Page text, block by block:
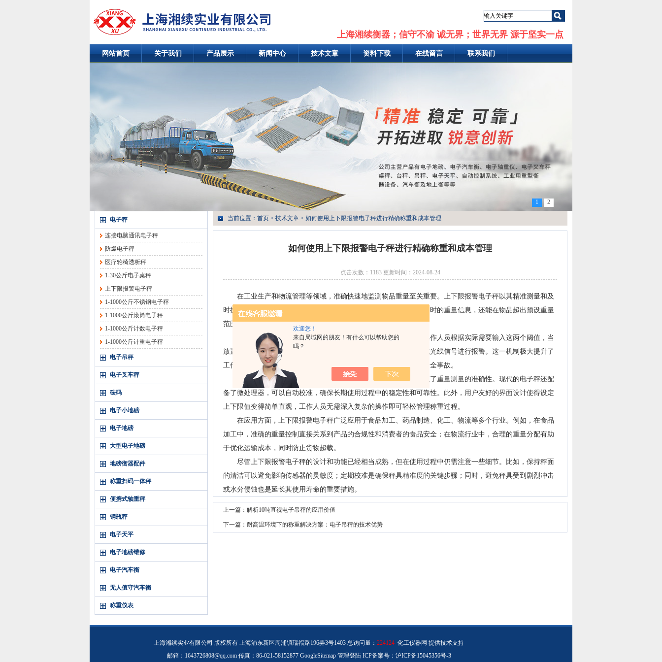
欢迎您！
来自局域网的朋友！有什么可以帮助您的
吗？
上海湘续衡器；信守不渝 诚无界；世界无界 源于坚实一点
网站首页 关于我们 产品展示 新闻中心 技术文章 资料下载 在线留言 联系我们
1 2
电子秤
连接电脑通讯电子秤
防爆电子秤
医疗轮椅透析秤
1-30公斤电子桌秤
上下限报警电子秤
1-1000公斤不锈钢电子秤
1-1000公斤滚筒电子秤
1-1000公斤计数电子秤
1-1000公斤计重电子秤
电子吊秤
电子叉车秤
砝码
电子小地磅
电子地磅
大型电子地磅
地磅衡器配件
称重扫码一体秤
便携式轴重秤
钢瓶秤
电子天平
电子地磅维修
电子汽车衡
无人值守汽车衡
称重仪表
当前位置： 首页 > 技术文章 > 如何使用上下限报警电子秤进行精确称重和成本管理
如何使用上下限报警电子秤进行精确称重和成本管理
点击次数：1183 更新时间：2024-08-24
在工业生产和物流管理等领域，准确快速地监测物品重量至关重要。上下限报警电子秤以其精准测量和及
时提醒的特点，成为这些领域的工具之一。该类秤具不仅能够提供即时的重量信息，还能在物品超出预设重量
范围时发出警示，确保作业流程的顺畅和安全。
上下限报警电子秤
的核心功能在于其设定的上限值和下限值。操作人员根据实际需要输入这两个阈值，当
放置在秤上的物品重量低于下限或高于上限的时候，秤会通过声音或光线信号进行报警。这一机制极大提升了
工作效率，避免了因超重或欠重而造成的物料浪费、成本增加乃至安全事故。
从技术层面看，上下限报警电子秤通常采用高精度传感器，保证了重量测量的准确性。现代的电子秤还配
备了微处理器，可以自动校准，确保长期使用过程中的稳定性和可靠性。此外，用户友好的界面设计使得设定
上下限值变得简单直观，工作人员无需深入复杂的操作即可轻松管理称重过程。
在应用方面，上下限报警电子秤广泛应用于食品加工、药品制造、化工、物流等多个行业。例如，在食品
加工中，准确的重量控制直接关系到产品的合规性和消费者的食品安全；在物流行业中，合理的重量分配有助
于优化运输成本，同时防止货物超载。
尽管上下限报警电子秤的设计和功能已经相当成熟，但在使用过程中仍需注意一些细节。比如，保持秤面
的清洁可以避免影响传感器的灵敏度；定期校准是确保秤具精准度的关键步骤；同时，避免秤具受到剧烈冲击
或水分侵蚀也是延长其使用寿命的重要措施。
上一篇： 解析10吨直视电子吊秤的应用价值
下一篇： 耐高温环境下的称重解决方案：电子吊秤的技术优势
上海湘续实业有限公司 版权所有 上海浦东新区周浦镇瑞福路196弄3号1403 总访问量： 224124 化工仪器网 提供技术支持
邮箱：1643726808@qq.com 传真：86-021-58152877 GoogleSitemap 管理登陆ICP备案号： 沪ICP备15045356号-3